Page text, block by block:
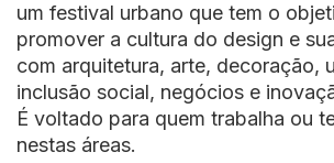
um festival urbano que tem o
promover a cultura do design e
com arquitetura, arte, decoração,
inclusão social, negócios e
É voltado para quem trabalha ou
nestas áreas.